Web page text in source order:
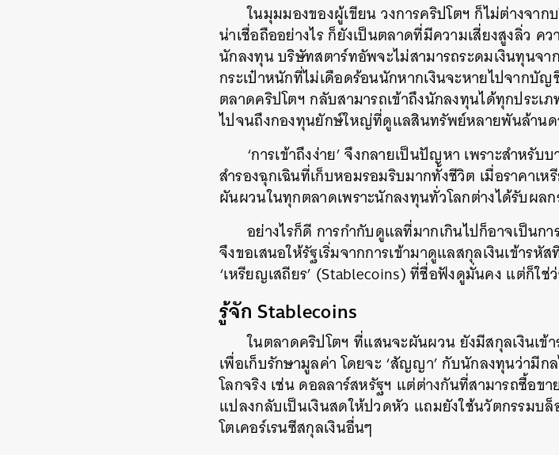
ในมุมมองของผู้เขียน วงการคริปโตฯ ก็ไม่ต่างจา
น่าเชื่อถืออย่างไร ก็ยังเป็นตลาดที่มีความเสี่ยงสูงลิ่ว
นักลงทุน บริษัทสตาร์ทอัพจะไม่สามารถระดมเงินทุนจ
กระเป๋าหนักที่ไม่เดือดร้อนนักหากเงินจะหายไปจากบั
ตลาดคริปโตฯ กลับสามารถเข้าถึงนักลงทุนได้ทุกประ
ไปจนถึงกองทุนยักษ์ใหญ่ที่ดูแลสินทรัพย์หลายพันล้านด
‘การเข้าถึงง่าย’ จึงกลายเป็นปัญหา เพราะสำหรั
สำรองฉุกเฉินที่เก็บหอมรอมริบมากทั้งชีวิต เมื่อราคาเ
ผันผวนในทุกตลาดเพราะนักลงทุนทั่วโลกต่างได้รับผ
อย่างไรก็ดี การกำกับดูแลที่มากเกินไปก็อาจเป็น
จึงขอเสนอให้รัฐเริ่มจากการเข้ามาดูแลสกุลเงินเข้า
‘เหรียญเสถียร’ (Stablecoins) ที่ชื่อฟังดูมั่นคง แต่ก็ใช่
รู้จัก Stablecoins
ในตลาดคริปโตฯ ที่แสนจะผันผวน ยังมีสกุลเงินเข้
เพื่อเก็บรักษามูลค่า โดยจะ ‘สัญญา’ กับนักลงทุนว่ามีก
โลกจริง เช่น ดอลลาร์สหรัฐฯ แต่ต่างกันที่สามารถซื้อ
แปลงกลับเป็นเงินสดให้ปวดหัว แถมยังใช้นวัตกรรมบล็
โตเคอร์เรนซีสกุลเงินอื่นๆ
SHARE TWEET